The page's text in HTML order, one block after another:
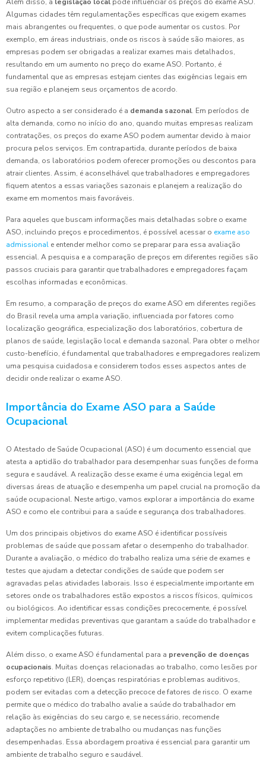
Além disso, a legislação local pode influenciar os preços do exame ASO.
Algumas cidades têm regulamentações específicas que exigem exames
mais abrangentes ou frequentes, o que pode aumentar os custos. Por
exemplo, em áreas industriais, onde os riscos à saúde são maiores, as
empresas podem ser obrigadas a realizar exames mais detalhados,
resultando em um aumento no preço do exame ASO. Portanto, é
fundamental que as empresas estejam cientes das exigências legais em
sua região e planejem seus orçamentos de acordo.
Outro aspecto a ser considerado é a demanda sazonal. Em períodos de
alta demanda, como no início do ano, quando muitas empresas realizam
contratações, os preços do exame ASO podem aumentar devido à maior
procura pelos serviços. Em contrapartida, durante períodos de baixa
demanda, os laboratórios podem oferecer promoções ou descontos para
atrair clientes. Assim, é aconselhável que trabalhadores e empregadores
fiquem atentos a essas variações sazonais e planejem a realização do
exame em momentos mais favoráveis.
Para aqueles que buscam informações mais detalhadas sobre o exame
ASO, incluindo preços e procedimentos, é possível acessar o exame aso
admissional e entender melhor como se preparar para essa avaliação
essencial. A pesquisa e a comparação de preços em diferentes regiões são
passos cruciais para garantir que trabalhadores e empregadores façam
escolhas informadas e econômicas.
Em resumo, a comparação de preços do exame ASO em diferentes regiões
do Brasil revela uma ampla variação, influenciada por fatores como
localização geográfica, especialização dos laboratórios, cobertura de
planos de saúde, legislação local e demanda sazonal. Para obter o melhor
custo-benefício, é fundamental que trabalhadores e empregadores realizem
uma pesquisa cuidadosa e considerem todos esses aspectos antes de
decidir onde realizar o exame ASO.
Importância do Exame ASO para a Saúde
Ocupacional
O Atestado de Saúde Ocupacional (ASO) é um documento essencial que
atesta a aptidão do trabalhador para desempenhar suas funções de forma
segura e saudável. A realização desse exame é uma exigência legal em
diversas áreas de atuação e desempenha um papel crucial na promoção da
saúde ocupacional. Neste artigo, vamos explorar a importância do exame
ASO e como ele contribui para a saúde e segurança dos trabalhadores.
Um dos principais objetivos do exame ASO é identificar possíveis
problemas de saúde que possam afetar o desempenho do trabalhador.
Durante a avaliação, o médico do trabalho realiza uma série de exames e
testes que ajudam a detectar condições de saúde que podem ser
agravadas pelas atividades laborais. Isso é especialmente importante em
setores onde os trabalhadores estão expostos a riscos físicos, químicos
ou biológicos. Ao identificar essas condições precocemente, é possível
implementar medidas preventivas que garantam a saúde do trabalhador e
evitem complicações futuras.
Além disso, o exame ASO é fundamental para a prevenção de doenças
ocupacionais. Muitas doenças relacionadas ao trabalho, como lesões por
esforço repetitivo (LER), doenças respiratórias e problemas auditivos,
podem ser evitadas com a detecção precoce de fatores de risco. O exame
permite que o médico do trabalho avalie a saúde do trabalhador em
relação às exigências do seu cargo e, se necessário, recomende
adaptações no ambiente de trabalho ou mudanças nas funções
desempenhadas. Essa abordagem proativa é essencial para garantir um
ambiente de trabalho seguro e saudável.